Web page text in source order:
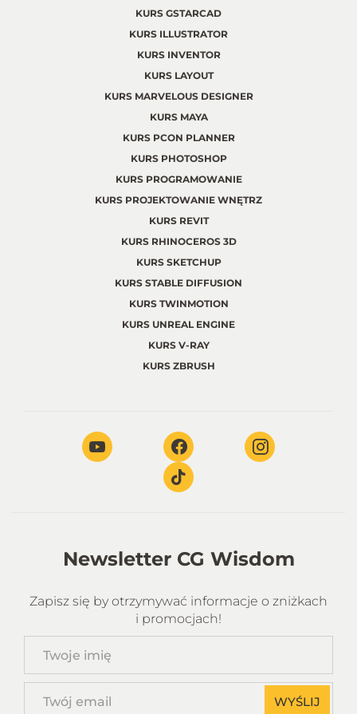
KURS GSTARCAD
KURS ILLUSTRATOR
KURS INVENTOR
KURS LAYOUT
KURS MARVELOUS DESIGNER
KURS MAYA
KURS PCON PLANNER
KURS PHOTOSHOP
KURS PROGRAMOWANIE
KURS PROJEKTOWANIE WNĘTRZ
KURS REVIT
KURS RHINOCEROS 3D
KURS SKETCHUP
KURS STABLE DIFFUSION
KURS TWINMOTION
KURS UNREAL ENGINE
KURS V-RAY
KURS ZBRUSH
Newsletter CG Wisdom
Zapisz się by otrzymywać informacje o zniżkach
i promocjach!
imię
email
WYŚLIJ